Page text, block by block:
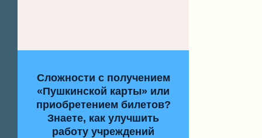
Сложности с получением
«Пушкинской карты» или
приобретением билетов?
Знаете, как улучшить
работу учреждений